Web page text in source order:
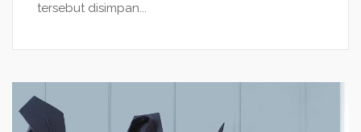
tersebut disimpan...